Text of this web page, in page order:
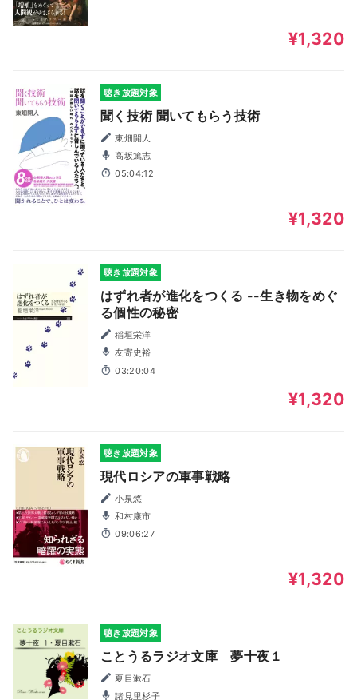
¥1,320
聴き放題対象
聞く技術 聞いてもらう技術
東畑開人
高坂篤志
05:04:12
¥1,320
聴き放題対象
はずれ者が進化をつくる --生き物をめぐ
る個性の秘密
稲垣栄洋
友寄史裕
03:20:04
¥1,320
聴き放題対象
現代ロシアの軍事戦略
小泉悠
和村康市
09:06:27
¥1,320
聴き放題対象
ことうるラジオ文庫 夢十夜１
夏目漱石
諸見里杉子